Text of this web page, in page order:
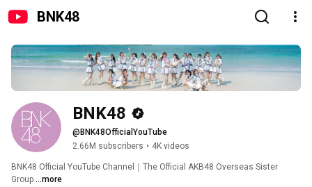
BNK48
BNK48
@BNK48OfficialYouTube
2.66M subscribers • 4K videos
BNK48 Official YouTube Channel｜The Official AKB48 Overseas Sister
Group ...more